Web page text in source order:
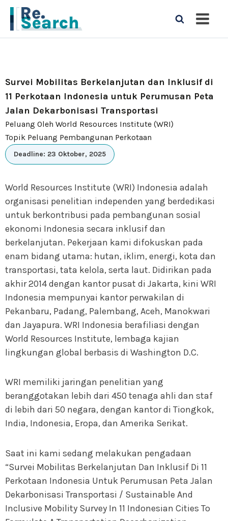
Survei Mobilitas Berkelanjutan dan Inklusif di
11 Perkotaan Indonesia untuk Perumusan Peta
Jalan Dekarbonisasi Transportasi
Peluang Oleh World Resources Institute (WRI)
Topik Peluang Pembangunan Perkotaan
Deadline: 23 Oktober, 2025
World Resources Institute (WRI) Indonesia adalah
organisasi penelitian independen yang berdedikasi
untuk berkontribusi pada pembangunan sosial
ekonomi Indonesia secara inklusif dan
berkelanjutan. Pekerjaan kami difokuskan pada
enam bidang utama: hutan, iklim, energi, kota dan
transportasi, tata kelola, serta laut. Didirikan pada
akhir 2014 dengan kantor pusat di Jakarta, kini WRI
Indonesia mempunyai kantor perwakilan di
Pekanbaru, Padang, Palembang, Aceh, Manokwari
dan Jayapura. WRI Indonesia berafiliasi dengan
World Resources Institute, lembaga kajian
lingkungan global berbasis di Washington D.C.
WRI memiliki jaringan penelitian yang
beranggotakan lebih dari 450 tenaga ahli dan staf
di lebih dari 50 negara, dengan kantor di Tiongkok,
India, Indonesia, Eropa, dan Amerika Serikat.
Saat ini kami sedang melakukan pengadaan
“Survei Mobilitas Berkelanjutan Dan Inklusif Di 11
Perkotaan Indonesia Untuk Perumusan Peta Jalan
Dekarbonisasi Transportasi / Sustainable And
Inclusive Mobility Survey In 11 Indonesian Cities To